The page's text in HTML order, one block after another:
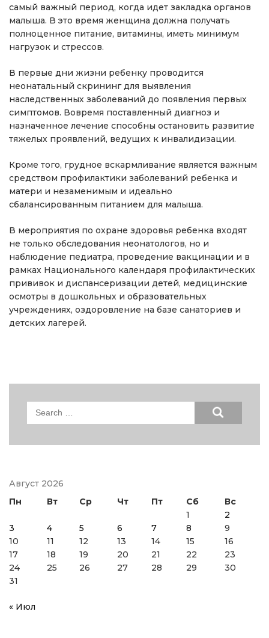
самый важный период, когда идет закладка органов
малыша. В это время женщина должна получать
полноценное питание, витамины, иметь минимум
нагрузок и стрессов.
В первые дни жизни ребенку проводится
неонатальный скрининг для выявления
наследственных заболеваний до появления первых
симптомов. Вовремя поставленный диагноз и
назначенное лечение способны остановить развитие
тяжелых проявлений, ведущих к инвалидизации.
Кроме того, грудное вскармливание является важным
средством профилактики заболеваний ребенка и
матери и незаменимым и идеально
сбалансированным питанием для малыша.
В мероприятия по охране здоровья ребенка входят
не только обследования неонатологов, но и
наблюдение педиатра, проведение вакцинации и в
рамках Национального календаря профилактических
прививок и диспансеризации детей, медицинские
осмотры в дошкольных и образовательных
учреждениях, оздоровление на базе санаториев и
детских лагерей.
Search
Август 2026
Пн
Вт Ср Чт Пт Сб
Вс
1
2
3
4 5 6 7 8
9
10
11 12 13 14 15
16
17
18 19 20 21 22
23
24
25 26 27 28 29
30
31
« Июл